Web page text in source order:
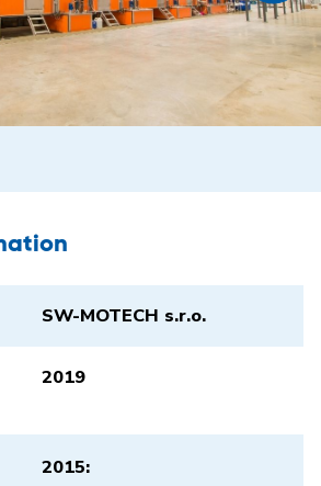
SW-MOTECH s.r.o.
2019
2015: